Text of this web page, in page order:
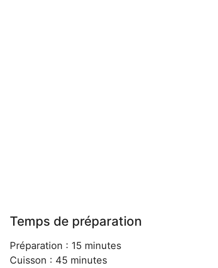
Temps de préparation
Préparation : 15 minutes
Cuisson : 45 minutes